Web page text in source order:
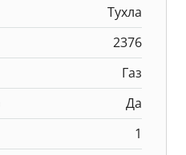
Тухла
2376
Газ
Да
1